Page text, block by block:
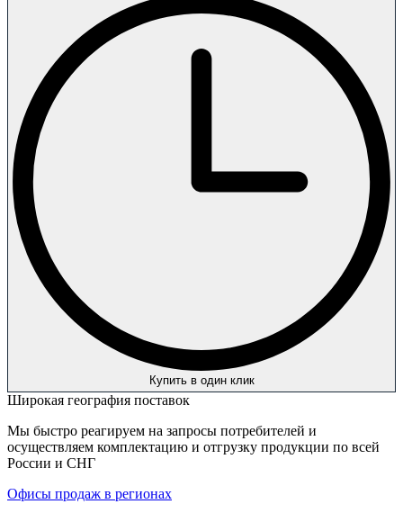
Купить в один клик
Широкая география поставок
Мы быстро реагируем на запросы потребителей и
осуществляем комплектацию и отгрузку продукции по всей
России и СНГ
Офисы продаж в регионах